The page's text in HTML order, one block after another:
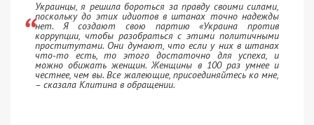
Украинцы, я решила бороться за правду своими силами,
поскольку до этих идиотов в штанах точно надежды
нет. Я создают свою партию «Украина против
коррупции, чтобы разобраться с этими политичными
проститутами. Они думают, что если у них в штанах
что-то есть, то этого достаточно для успеха, и
можно обижать женщин. Женщины в 100 раз умнее и
честнее, чем вы. Все жалеющие, присоединяйтесь ко мне,
– сказала Клитина в обращении.